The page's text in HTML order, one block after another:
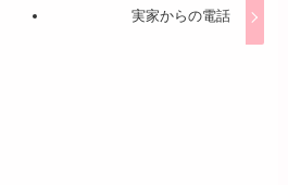
実家からの電話